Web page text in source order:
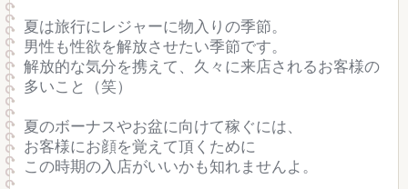
夏は旅行にレジャーに物入りの季節。
男性も性欲を解放させたい季節です。
解放的な気分を携えて、久々に来店されるお客様の
多いこと（笑）
夏のボーナスやお盆に向けて稼ぐには、
お客様にお顔を覚えて頂くために
この時期の入店がいいかも知れませんよ。